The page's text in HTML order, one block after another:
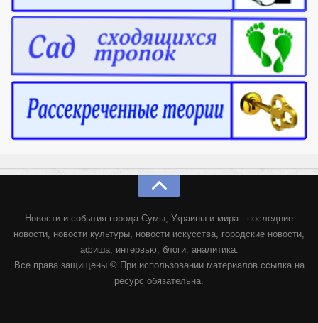
Новости и события города Сумы, Украины и мира - последние
новости, новости культуры, новости искусства, городские новости,
афиша, интервью, блоги, аналитика.
Все права защищены © При использовании материалов ссылка на
ресурс обязательна.